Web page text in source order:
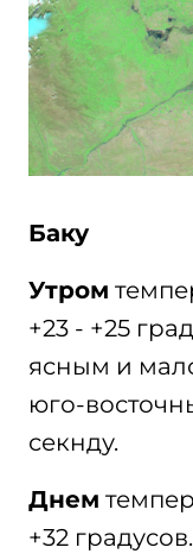
Баку
Утром
+23 - +25
ясным и
юго-
секнду.
Днем
+32